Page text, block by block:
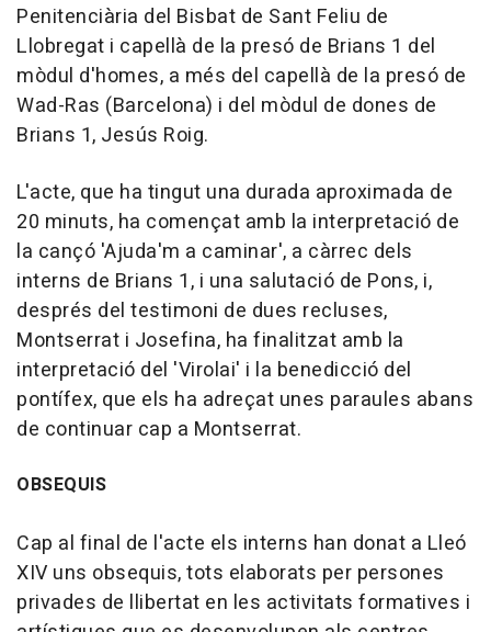
Penitenciària del Bisbat de Sant Feliu de
Llobregat i capellà de la presó de Brians 1 del
mòdul d'homes, a més del capellà de la presó de
Wad-Ras (Barcelona) i del mòdul de dones de
Brians 1, Jesús Roig.
L'acte, que ha tingut una durada aproximada de
20 minuts, ha començat amb la interpretació de
la cançó 'Ajuda'm a caminar', a càrrec dels
interns de Brians 1, i una salutació de Pons, i,
després del testimoni de dues recluses,
Montserrat i Josefina, ha finalitzat amb la
interpretació del 'Virolai' i la benedicció del
pontífex, que els ha adreçat unes paraules abans
de continuar cap a Montserrat.
OBSEQUIS
Cap al final de l'acte els interns han donat a Lleó
XIV uns obsequis, tots elaborats per persones
privades de llibertat en les activitats formatives i